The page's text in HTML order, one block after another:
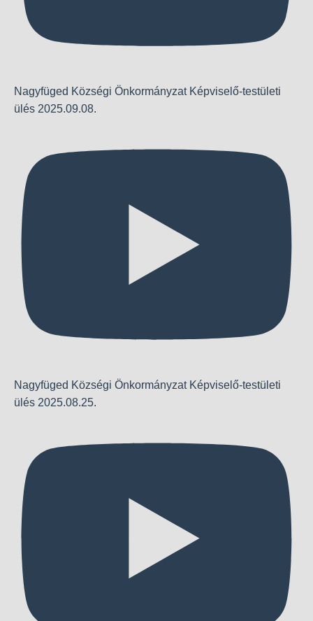
Nagyfüged Községi Önkormányzat Képviselő-testületi
ülés 2025.09.08.
Nagyfüged Községi Önkormányzat Képviselő-testületi
ülés 2025.08.25.